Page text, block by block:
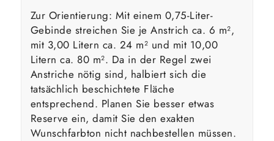
Zur Orientierung: Mit einem 0,75-Liter-
Gebinde streichen Sie je Anstrich ca. 6 m²,
mit 3,00 Litern ca. 24 m² und mit 10,00
Litern ca. 80 m². Da in der Regel zwei
Anstriche nötig sind, halbiert sich die
tatsächlich beschichtete Fläche
entsprechend. Planen Sie besser etwas
Reserve ein, damit Sie den exakten
Wunschfarbton nicht nachbestellen müssen.